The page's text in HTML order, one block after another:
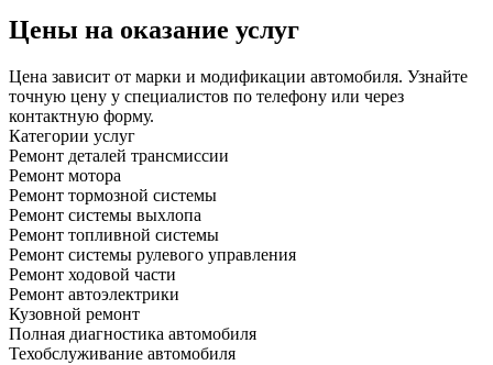
Цены на оказание услуг
Цена зависит от марки и модификации автомобиля. Узнайте
точную цену у специалистов по телефону или через
контактную форму.
Категории услуг
Ремонт деталей трансмиссии
Ремонт мотора
Ремонт тормозной системы
Ремонт системы выхлопа
Ремонт топливной системы
Ремонт системы рулевого управления
Ремонт ходовой части
Ремонт автоэлектрики
Кузовной ремонт
Полная диагностика автомобиля
Техобслуживание автомобиля